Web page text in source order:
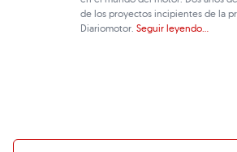
de los proyectos incipientes de la
Diariomotor.Seguir leyendo...